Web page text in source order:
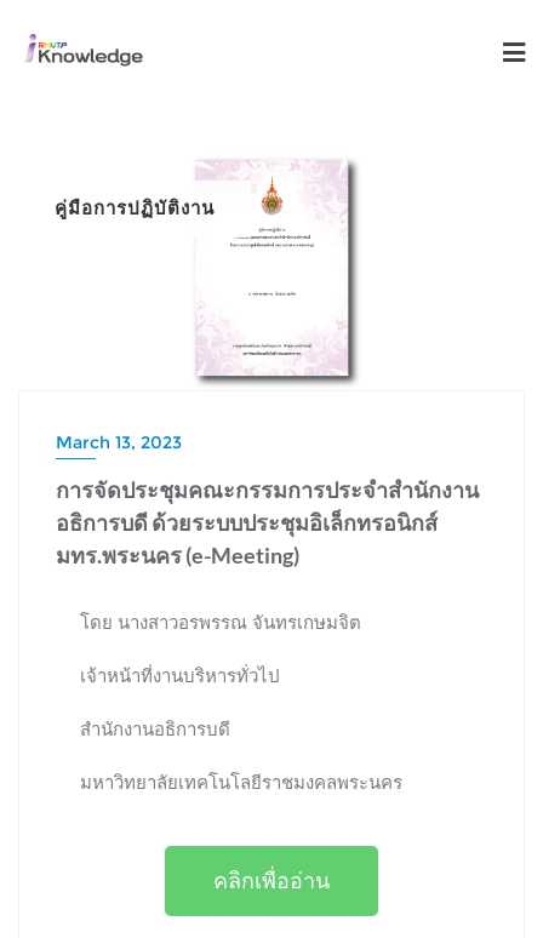
คู่มือการปฏิบัติงาน
March 13, 2023
การจัดประชุมคณะกรรมการประจำสำนักงาน
อธิการบดี ด้วยระบบประชุมอิเล็กทรอนิกส์
มทร.พระนคร (e-Meeting)
โดย นางสาวอรพรรณ จันทรเกษมจิต
เจ้าหน้าที่งานบริหารทั่วไป
สำนักงานอธิการบดี
มหาวิทยาลัยเทคโนโลยีราชมงคลพระนคร
คลิกเพื่ออ่าน